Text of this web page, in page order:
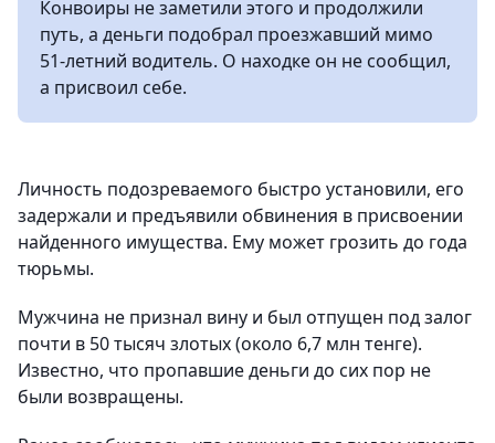
Конвоиры не заметили этого и продолжили
путь, а деньги подобрал проезжавший мимо
51-летний водитель. О находке он не сообщил,
а присвоил себе.
Личность подозреваемого быстро установили, его
задержали и предъявили обвинения в присвоении
найденного имущества. Ему может грозить до года
тюрьмы.
Мужчина не признал вину и был отпущен под залог
почти в 50 тысяч злотых (около 6,7 млн тенге).
Известно, что пропавшие деньги до сих пор не
были возвращены.